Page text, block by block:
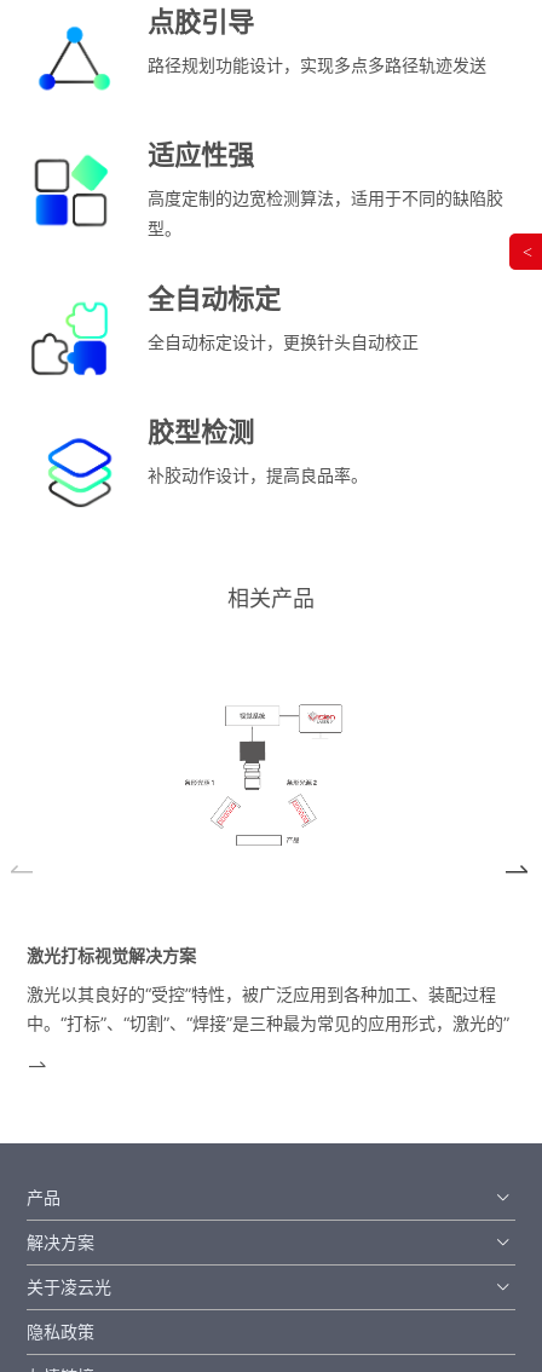
点胶引导
路径规划功能设计，实现多点多路径轨迹发送
适应性强
高度定制的边宽检测算法，适用于不同的缺陷胶
型。
全自动标定
全自动标定设计，更换针头自动校正
胶型检测
补胶动作设计，提高良品率。
相关产品
激光打标视觉解决方案
激光以其良好的“受控”特性，被广泛应用到各种加工、装配过程
中。“打标”、“切割”、“焊接”是三种最为常见的应用形式，激光的”
产品
解决方案
关于凌云光
隐私政策
<